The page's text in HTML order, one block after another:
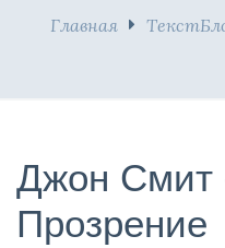
Главная
Джон Смит
Прозрение